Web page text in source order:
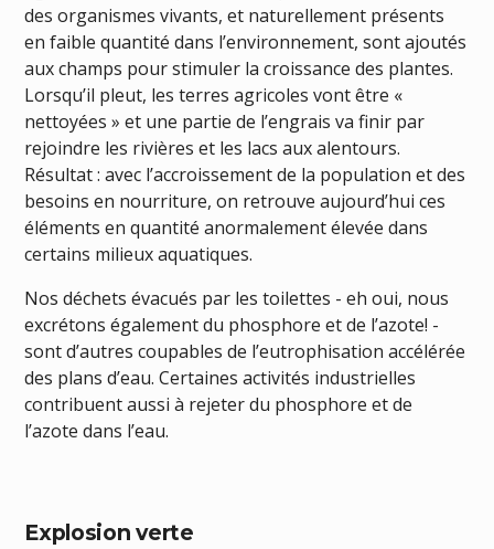
des organismes vivants, et naturellement présents
en faible quantité dans l’environnement, sont ajoutés
aux champs pour stimuler la croissance des plantes.
Lorsqu’il pleut, les terres agricoles vont être «
nettoyées » et une partie de l’engrais va finir par
rejoindre les rivières et les lacs aux alentours.
Résultat : avec l’accroissement de la population et des
besoins en nourriture, on retrouve aujourd’hui ces
éléments en quantité anormalement élevée dans
certains milieux aquatiques.
Nos déchets évacués par les toilettes - eh oui, nous
excrétons également du phosphore et de l’azote! -
sont d’autres coupables de l’eutrophisation accélérée
des plans d’eau. Certaines activités industrielles
contribuent aussi à rejeter du phosphore et de
l’azote dans l’eau.
Explosion verte